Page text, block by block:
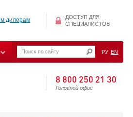
дилерам
ДОСТУП ДЛЯ
СПЕЦИАЛИСТОВ
РУ EN
8 800 250 21 30
Головной офис